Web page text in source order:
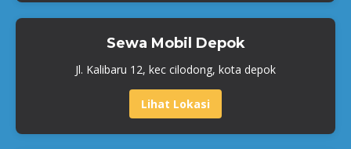
Sewa Mobil Depok
Jl. Kalibaru 12, kec cilodong, kota depok
Lihat Lokasi